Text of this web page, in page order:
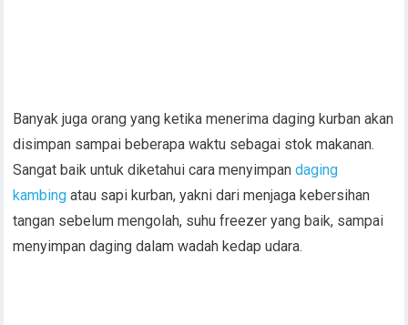
Banyak juga orang yang ketika menerima daging kurban akan
disimpan sampai beberapa waktu sebagai stok makanan.
Sangat baik untuk diketahui cara menyimpandaging
kambing atau sapi kurban, yakni dari menjaga kebersihan
tangan sebelum mengolah, suhu freezer yang baik, sampai
menyimpan daging dalam wadah kedap udara.